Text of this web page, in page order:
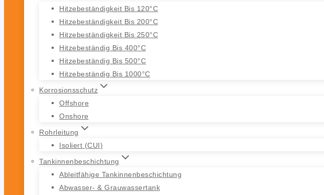
Hitzebeständigkeit Bis 120°C
Hitzebeständigkeit Bis 200°C
Hitzebeständigkeit Bis 250°C
Hitzebeständig Bis 400°C
Hitzebeständig Bis 500°C
Hitzebeständig Bis 1000°C
Korrosionsschutz
Offshore
Onshore
Rohrleitung
Isoliert (CUI)
Tankinnenbeschichtung
Ableitfähige Tankinnenbeschichtung
Abwasser- & Grauwassertank